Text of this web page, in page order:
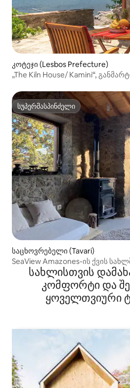
კოტეჯი (Lesbos Prefecture)
„The Kiln House/ Kamini“,
სუპერმასპინძელი
სუპერმასპინძელი
საცხოვრებელი (Tavari)
SeaView Amazones-ის ქვის
სახლისთვის
კომფორტი და
ყოველთვიური